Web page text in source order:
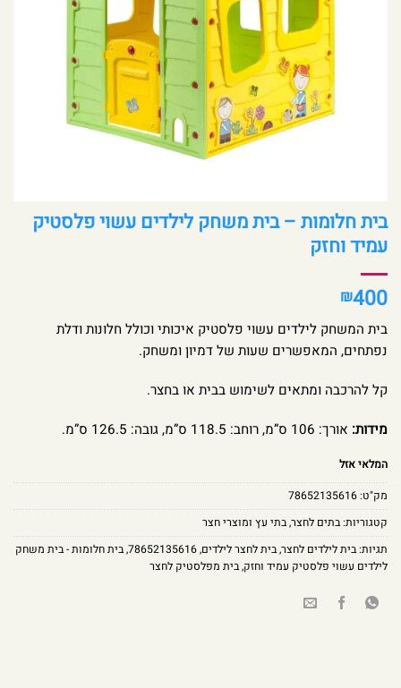
בית חלומות – בית משחק לילדים עשוי פלסטיק
עמיד וחזק
₪400
בית המשחק לילדים עשוי פלסטיק איכותי וכולל חלונות ודלת
נפתחים, המאפשרים שעות של דמיון ומשחק.
קל להרכבה ומתאים לשימוש בבית או בחצר.
מידות: אורך: 106 ס”מ, רוחב: 118.5 ס”מ, גובה: 126.5 ס”מ.
המלאי אזל
מק"ט:78652135616
קטגוריות:בתים לחצר,בתי עץ ומוצרי חצר
תגיות:בית לילדים לחצר,בית לחצר לילדים,
78652135616
,בית חלומות - בית משחק
לילדים עשוי פלסטיק עמיד וחזק,בית מפלסטיק לחצר